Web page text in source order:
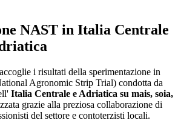
NAST in Italia Centrale
i risultati della sperimentazione in
Agronomic Strip Trial) condotta da
Italia Centrale e Adriatica su mais, soia,
grazie alla preziosa collaborazione di
del settore e contoterzisti locali.